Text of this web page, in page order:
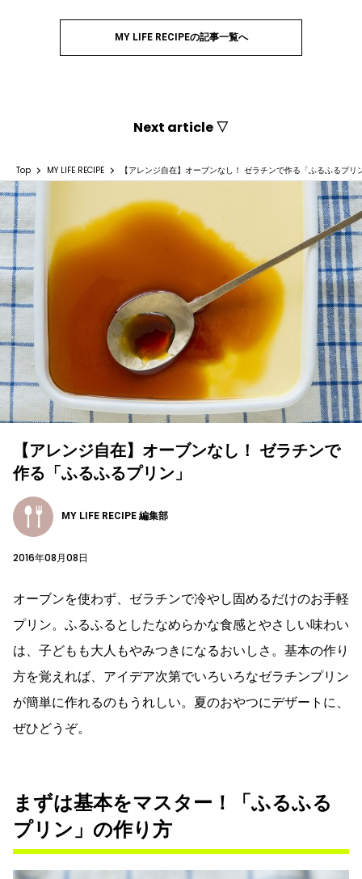
MY LIFE RECIPEの記事一覧へ
Next article ▽
Top MY LIFE RECIPE 【アレンジ自在】オーブンなし！ ゼラチンで作る「ふるふるプリ
【アレンジ自在】オーブンなし！ ゼラチンで
作る「ふるふるプリン」
MY LIFE RECIPE 編集部
2016年08月08日
オーブンを使わず、ゼラチンで冷やし固めるだけのお手軽
プリン。ふるふるとしたなめらかな食感とやさしい味わい
は、子どもも大人もやみつきになるおいしさ。基本の作り
方を覚えれば、アイデア次第でいろいろなゼラチンプリン
が簡単に作れるのもうれしい。夏のおやつにデザートに、
ぜひどうぞ。
まずは基本をマスター！「ふるふる
プリン」の作り方